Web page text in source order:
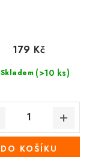
Skladem (>10 ks)
179 Kč
DO KOŠÍKU